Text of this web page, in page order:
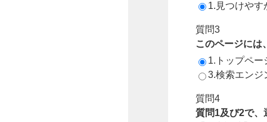
1.見つけやす
質問3
このページには
1.トップペー
3.検索エンジ
質問4
質問1及び2で、